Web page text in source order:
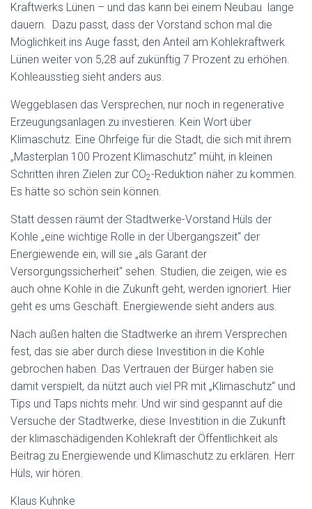
Kraftwerks Lünen – und das kann bei einem Neubau lange
dauern. Dazu passt, dass der Vorstand schon mal die
Möglichkeit ins Auge fasst, den Anteil am Kohlekraftwerk
Lünen weiter von 5,28 auf zukünftig 7 Prozent zu erhöhen.
Kohleausstieg sieht anders aus.
Weggeblasen das Versprechen, nur noch in regenerative
Erzeugungsanlagen zu investieren. Kein Wort über
Klimaschutz. Eine Ohrfeige für die Stadt, die sich mit ihrem
„Masterplan 100 Prozent Klimaschutz“ müht, in kleinen
Schritten ihren Zielen zur CO2-Reduktion näher zu kommen.
Es hätte so schön sein können.
Statt dessen räumt der Stadtwerke-Vorstand Hüls der
Kohle „eine wichtige Rolle in der Übergangszeit“ der
Energiewende ein, will sie „als Garant der
Versorgungssicherheit“ sehen. Studien, die zeigen, wie es
auch ohne Kohle in die Zukunft geht, werden ignoriert. Hier
geht es ums Geschäft. Energiewende sieht anders aus.
Nach außen halten die Stadtwerke an ihrem Versprechen
fest, das sie aber durch diese Investition in die Kohle
gebrochen haben. Das Vertrauen der Bürger haben sie
damit verspielt, da nützt auch viel PR mit „Klimaschutz“ und
Tips und Taps nichts mehr. Und wir sind gespannt auf die
Versuche der Stadtwerke, diese Investition in die Zukunft
der klimaschädigenden Kohlekraft der Öffentlichkeit als
Beitrag zu Energiewende und Klimaschutz zu erklären. Herr
Hüls, wir hören.
Klaus Kuhnke